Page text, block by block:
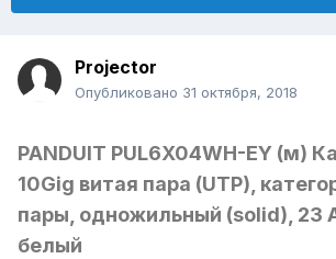
Projector
Опубликовано 31 октября, 2018
PANDUIT PUL6X04WH-EY (м)
10Gig витая пара (UTP),
пары, одножильный (solid), 23
белый